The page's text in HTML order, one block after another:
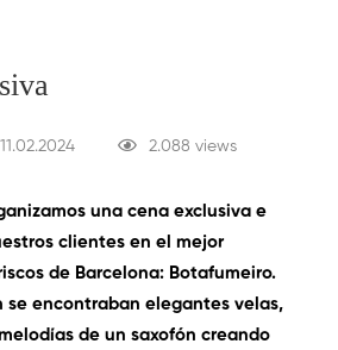
11.02.2024 2.088 views
una cena exclusiva e
clientes en el mejor
de Barcelona: Botafumeiro.
se encontraban elegantes velas,
de un saxofón creando